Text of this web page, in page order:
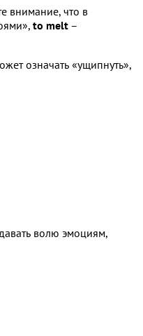
внимание, что в
to melt –
означать «ущипнуть»,
волю эмоциям,